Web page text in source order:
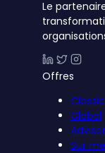
Le
Offres
Classic
Global
Sur